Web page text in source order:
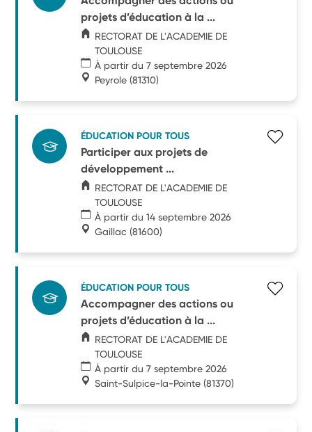
projets d’éducation à la ...
RECTORAT DE L'ACADEMIE DE
TOULOUSE
À partir du 7 septembre 2026
Peyrole (81310)
ÉDUCATION POUR TOUS
Participer aux projets de
développement ...
RECTORAT DE L'ACADEMIE DE
TOULOUSE
À partir du 14 septembre 2026
Gaillac (81600)
ÉDUCATION POUR TOUS
Accompagner des actions ou
projets d’éducation à la ...
RECTORAT DE L'ACADEMIE DE
TOULOUSE
À partir du 7 septembre 2026
Saint-Sulpice-la-Pointe (81370)